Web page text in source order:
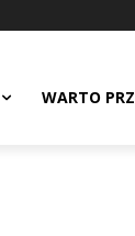
WARTO